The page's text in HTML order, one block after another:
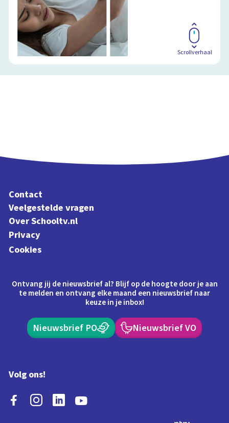
Scrollverhaal
Contact
Veelgestelde vragen
Over Schooltv.nl
Privacy
Cookies
Ontvang jij de nieuwsbrief al? Blijf op de hoogte door je aan
te melden en ontvang elke maand een nieuwsbrief naar
keuze in je inbox!
Nieuwsbrief PO Nieuwsbrief VO
Volg ons!